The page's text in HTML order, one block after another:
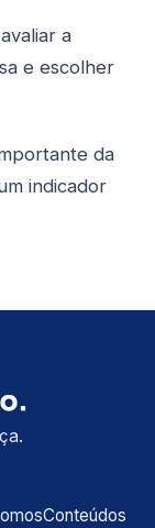
a
e escolher
da
indicador
Conteúdos